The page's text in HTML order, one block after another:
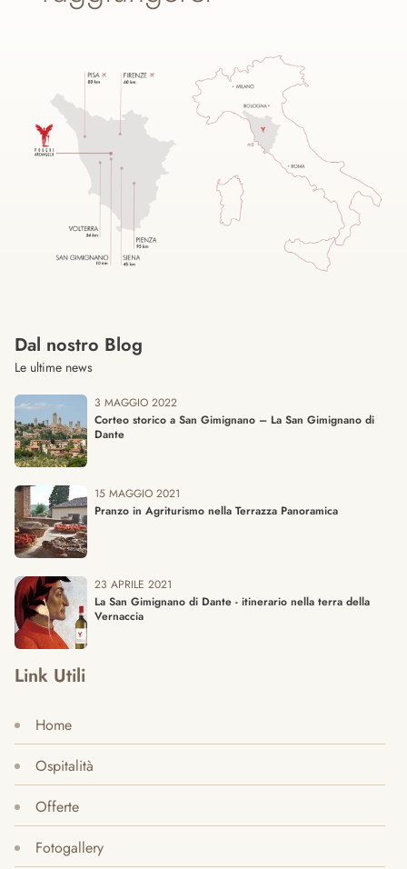
Dal nostro Blog
Le ultime news
3 MAGGIO 2022
Corteo storico a San Gimignano – La San Gimignano di
Dante
15 MAGGIO 2021
Pranzo in Agriturismo nella Terrazza Panoramica
23 APRILE 2021
La San Gimignano di Dante - itinerario nella terra della
Vernaccia
Link Utili
Home
Ospitalità
Offerte
Fotogallery